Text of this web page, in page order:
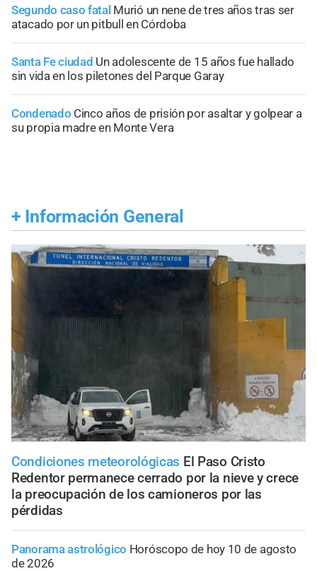
Segundo caso fatal Murió un nene de tres años tras ser
atacado por un pitbull en Córdoba
Santa Fe ciudad Un adolescente de 15 años fue hallado
sin vida en los piletones del Parque Garay
Condenado Cinco años de prisión por asaltar y golpear a
su propia madre en Monte Vera
+ Información General
Condiciones meteorológicas El Paso Cristo
Redentor permanece cerrado por la nieve y crece
la preocupación de los camioneros por las
pérdidas
Panorama astrológico Horóscopo de hoy 10 de agosto
de 2026